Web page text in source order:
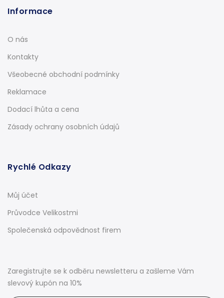
Informace
O nás
Kontakty
Všeobecné obchodní podmínky
Reklamace
Dodací lhůta a cena
Zásady ochrany osobních údajů
Rychlé Odkazy
Můj účet
Průvodce Velikostmi
Společenská odpovědnost firem
Zaregistrujte se k odběru newsletteru a zašleme Vám
slevový kupón na 10%